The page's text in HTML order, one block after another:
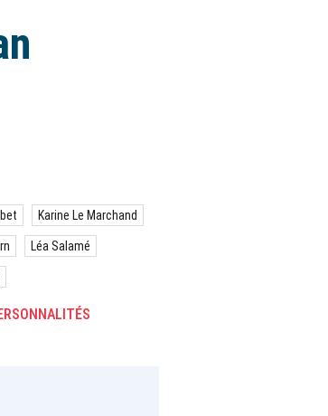
Karine Le Marchand
Léa Salamé